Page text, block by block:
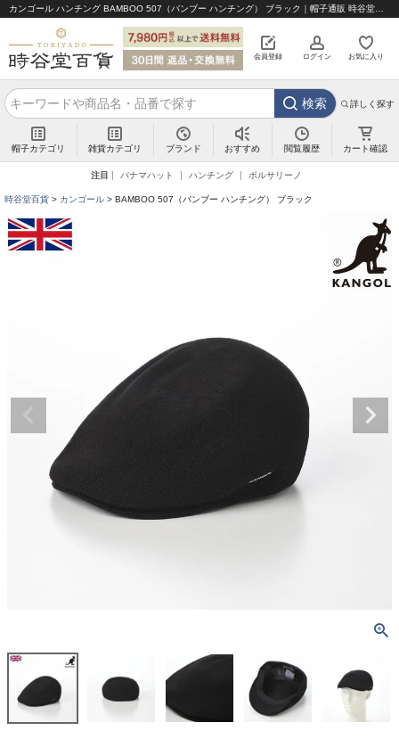
会員登録 ログイン お気に入り
検索 詳しく探す
帽子カテゴリ 雑貨カテゴリ ブランド おすすめ 閲覧履歴 カート確認
注目 パナマハット ハンチング ボルサリーノ
時谷堂百貨 カンゴール BAMBOO 507（バンブー ハンチング） ブラック